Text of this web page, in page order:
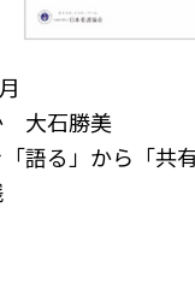
大石勝美
語る」から「共